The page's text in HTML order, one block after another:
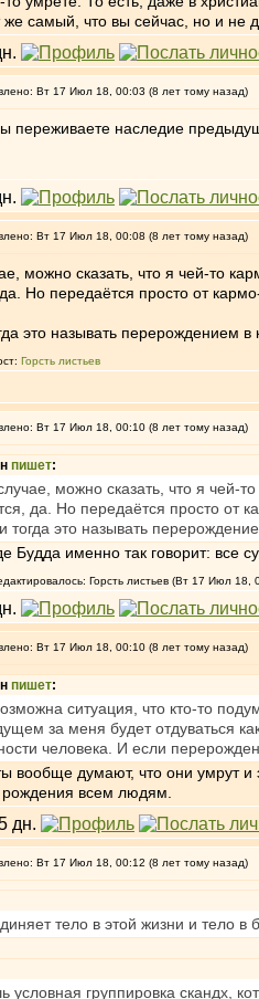
же самый, что вы сейчас, но и не
Вт 17 Июл 18, 00:03 (8 лет тому назад)
переживаете наследие
Вт 17 Июл 18, 00:08 (8 лет тому назад)
можно сказать, что я чей-то
Но передаётся просто от
это называть перерождением в
Горсть листьев
Вт 17 Июл 18, 00:10 (8 лет тому назад)
пишет:
можно сказать, что я чей-
да. Но передаётся просто от
тогда это называть
Будда именно так говорит: все
Горсть листьев (Вт 17 Июл 18,
Вт 17 Июл 18, 00:10 (8 лет тому назад)
пишет:
ситуация, что кто-то
за меня будет отдуваться
человека. И если
вообще думают, что они умрут и
всем людям.
Вт 17 Июл 18, 00:12 (8 лет тому назад)
тело в этой жизни и тело в
условная группировка скандх,